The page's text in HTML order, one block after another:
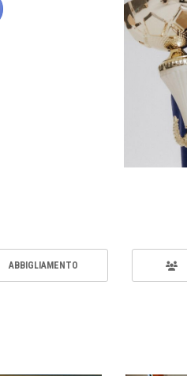
ABBIGLIAMENTO